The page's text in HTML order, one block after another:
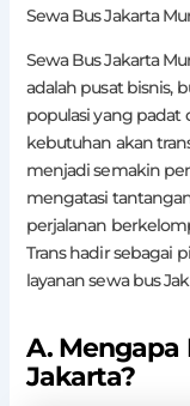
Sewa Bus Jakarta
Sewa Bus Jakarta
adalah pusat bisnis,
populasi yang padat
kebutuhan akan
menjadi semakin
mengatasi
perjalanan
Trans hadir sebagai
layanan sewa bus
A. Mengapa
Jakarta?